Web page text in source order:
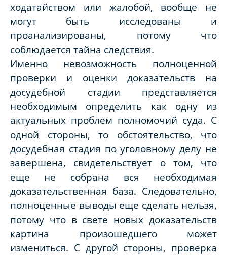
ходатайством или жалобой, вообще не
могут быть исследованы и
проанализированы, потому что
соблюдается тайна следствия.
Именно невозможность полноценной
проверки и оценки доказательств на
досудебной стадии представляется
необходимым определить как одну из
актуальных проблем полномочий суда. С
одной стороны, то обстоятельство, что
досудебная стадия по уголовному делу не
завершена, свидетельствует о том, что
еще не собрана вся необходимая
доказательственная база. Следовательно,
полноценные выводы еще сделать нельзя,
потому что в свете новых доказательств
картина произошедшего может
измениться. С другой стороны, проверка